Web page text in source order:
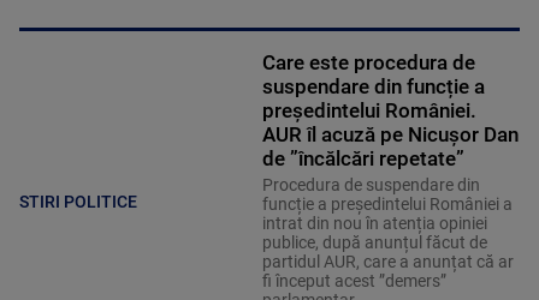
STIRI POLITICE
Care este procedura de
suspendare din funcție a
președintelui României.
AUR îl acuză pe Nicușor Dan
de ”încălcări repetate”
Procedura de suspendare din
funcție a președintelui României a
intrat din nou în atenția opiniei
publice, după anunțul făcut de
partidul AUR, care a anunțat că ar
fi început acest ”demers”